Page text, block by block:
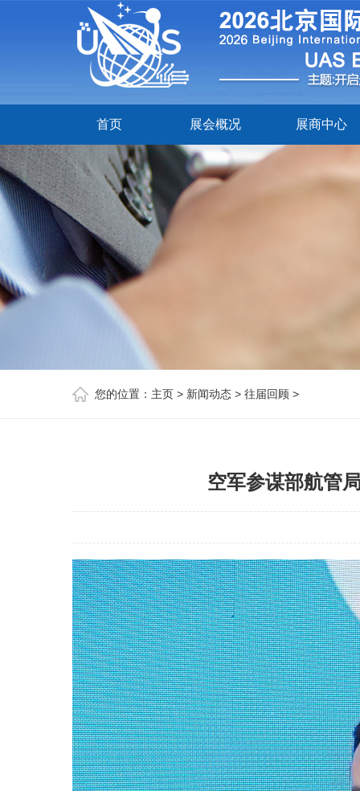
首页 展会概况 展商中心
您的位置： 主页 > 新闻动态 > 往届回顾 >
空军参谋部航管